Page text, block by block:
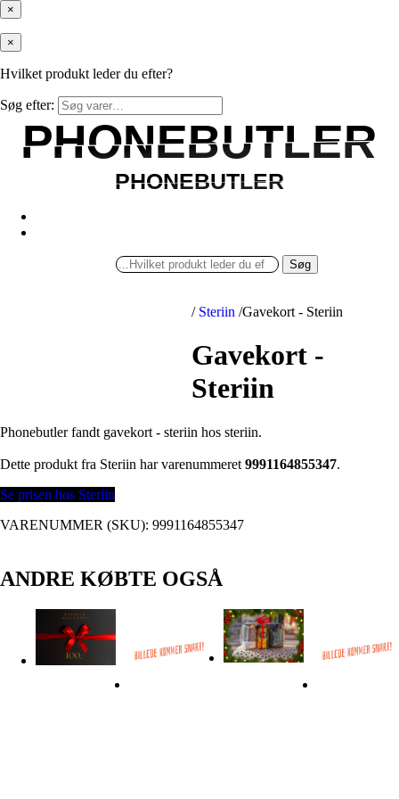
×
×
Hvilket produkt leder du efter?
Søg efter:
PHONEBUTLER
PHONEBUTLER
PHONEBUTLER
PHONEBUTLER
Søg
/ Steriin /Gavekort - Steriin
Gavekort -
Steriin
Phonebutler fandt gavekort - steriin hos steriin.
Dette produkt fra Steriin har varenummeret 9991164855347.
Se prisen hos Steriin
VARENUMMER (SKU): 9991164855347
ANDRE KØBTE OGSÅ